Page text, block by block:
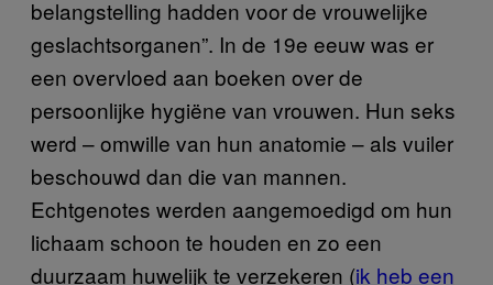
belangstelling hadden voor de vrouwelijke
geslachtsorganen”. In de 19e eeuw was er
een overvloed aan boeken over de
persoonlijke hygiëne van vrouwen. Hun seks
werd – omwille van hun anatomie – als vuiler
beschouwd dan die van mannen.
Echtgenotes werden aangemoedigd om hun
lichaam schoon te houden en zo een
duurzaam huwelijk te verzekeren (ik heb een